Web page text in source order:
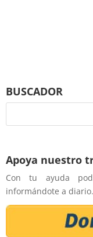
BUSCADOR
Apoya nuestro
Con tu ayuda
informándote a